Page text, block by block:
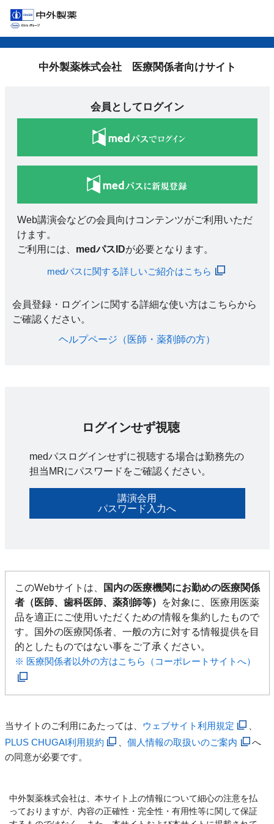
中外製薬株式会社 医療関係者向けサイト
会員としてログイン
Web講演会などの会員向けコンテンツがご利用いただ
けます。
ご利用には、 medパスIDが必要となります。
medパスに関する詳しいご紹介はこちら
会員登録・ログインに関する詳細な使い方はこちらから
ご確認ください。​
ヘルプページ（医師・薬剤師の方）​
ログインせず視聴
medパスログインせずに視聴する場合は勤務先の
担当MRにパスワードをご確認ください。
講演会用
パスワード入力へ
このWebサイトは、
国内の医療機関にお勤めの医療関係
者（医師、歯科医師、薬剤師等）
を対象に、医療用医薬
品を適正にご使用いただくための情報を集約したもので
す。国外の医療関係者、一般の方に対する情報提供を目
的としたものではない事をご了承ください。
※ 医療関係者以外の方はこちら（コーポレートサイトへ）
当サイトのご利用にあたっては、 ウェブサイト利用規定
PLUS CHUGAI利用規約
、個人情報の取扱いのご案内
へ
の同意が必要です。
中外製薬株式会社は、本サイト上の情報について細心の注意を払
っておりますが、内容の正確性・完全性・有用性等に関して保証